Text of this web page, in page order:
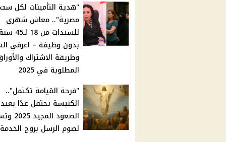
"هدية التأمينات لكل ست
مصرية".. معاش شهري
للسيدات من 18
بدون وظيفة – اعرفي
وطريقة الاشتراك
المطلوبة في 2025
"فرحة القيامة تكتمل"..
الكنيسة تحتفل غدًا بعيد
الصعود
لصوم الرسل بروح الخدمة